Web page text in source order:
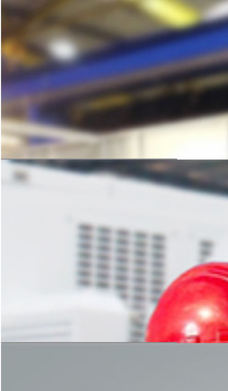
科学的方案规划，严谨的设备加工
是后期生产线稳定运转的保障
科学的方案规划，严谨的设备加工
是后期生产线稳定运转的保障